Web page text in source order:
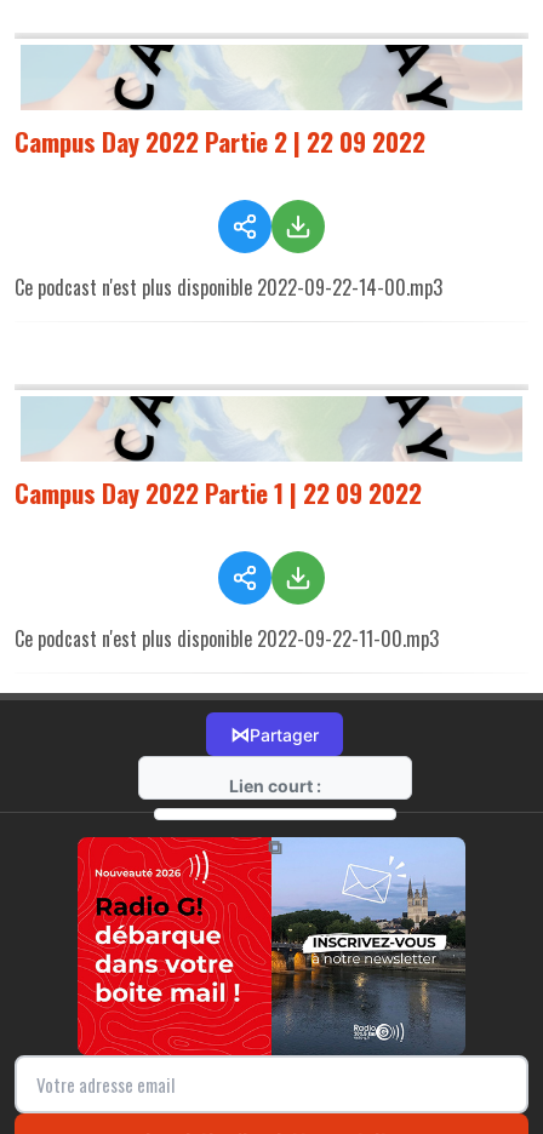
Campus Day 2022 Partie 2 | 22 09 2022
Ce podcast n'est plus disponible 2022-09-22-14-00.mp3
Campus Day 2022 Partie 1 | 22 09 2022
Ce podcast n'est plus disponible 2022-09-22-11-00.mp3
⋈Partager
Lien court :
https://radio-g.fr?r352
⧉